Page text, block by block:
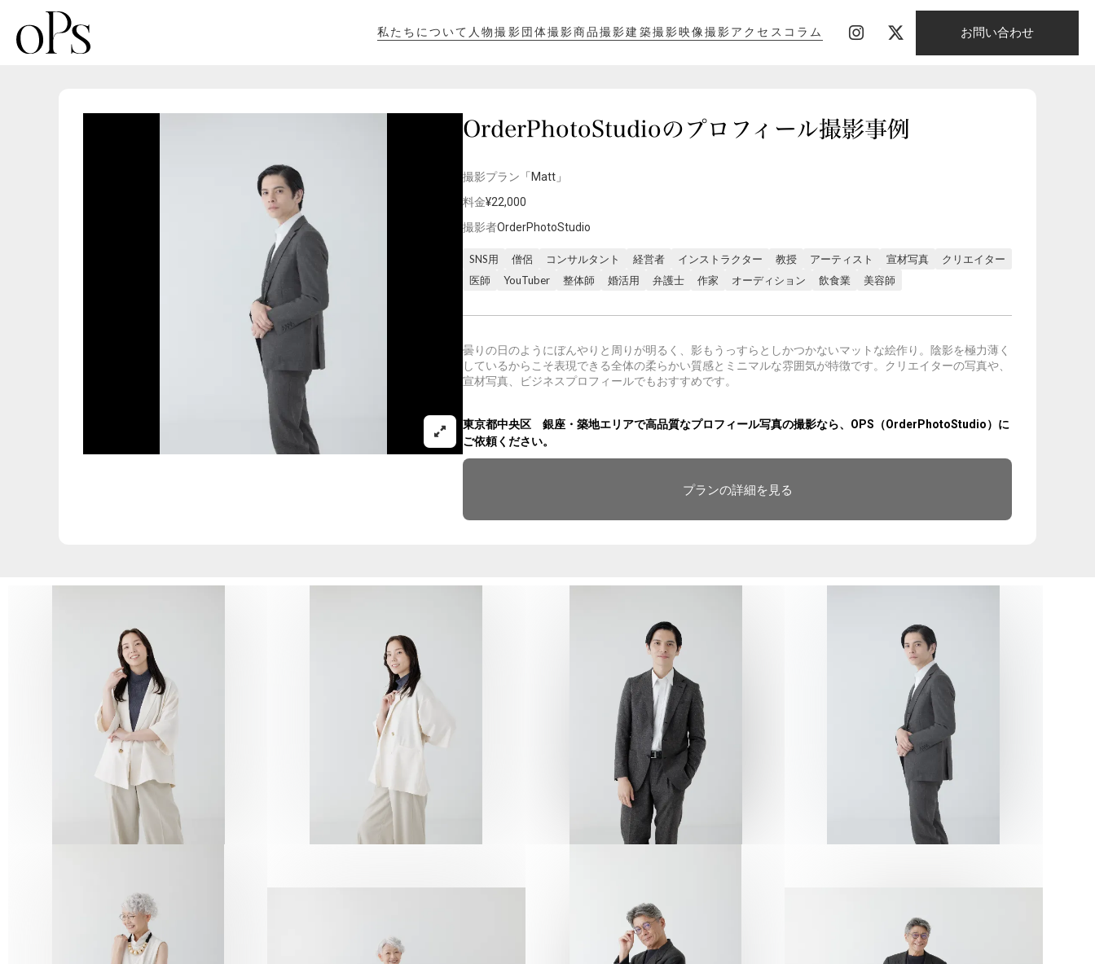
OrderPhotoStudioのプロフィール撮影事例
撮影プラン 「Matt」
料金¥22,000
撮影者OrderPhotoStudio
SNS用 僧侶 コンサルタント 経営者 インストラクター 教授 アーティスト 宣材写真
クリエイター
医師
YouTuber 整体師 婚活用 弁護士 作家 オーディション 飲食業 美容師
曇りの日のようにぼんやりと周りが明るく、影もうっすらとしかつかないマットな絵作り。陰影を極力薄く
しているからこそ表現できる全体の柔らかい質感とミニマルな雰囲気が特徴です。クリエイターの写真や、
宣材写真、ビジネスプロフィールでもおすすめです。
東京都中央区 銀座・築地エリアで高品質なプロフィール写真の撮影なら、OPS（OrderPhotoStudio）に
ご依頼ください。
プランの詳細を見る
私たちについて 人物撮影団体撮影商品撮影建築撮影映像撮影アクセス コラム お問い合わせ